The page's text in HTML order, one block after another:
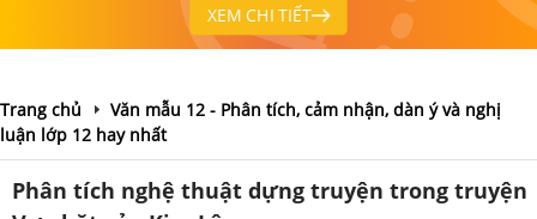
XEM CHI TIẾT
Trang chủ
Văn mẫu 12 - Phân tích, cảm nhận, dàn ý và nghị
luận lớp 12 hay nhất
Phân tích nghệ thuật dựng truyện trong truyện